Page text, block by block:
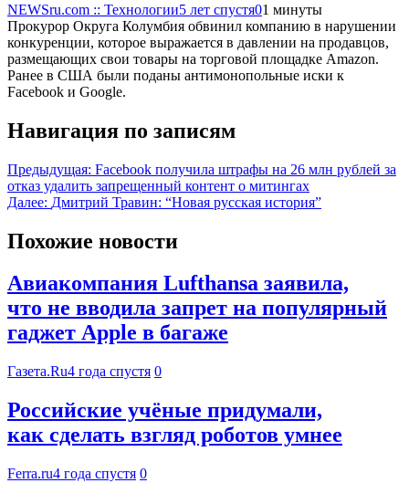
NEWSru.com :: Технологии5 лет спустя01 минуты
Прокурор Округа Колумбия обвинил компанию в нарушении
конкуренции, которое выражается в давлении на продавцов,
размещающих свои товары на торговой площадке Amazon.
Ранее в США были поданы антимонопольные иски к
Facebook и Google.
Навигация по записям
Предыдущая: Facebook получила штрафы на 26 млн рублей за
отказ удалить запрещенный контент о митингах
Далее: Дмитрий Травин: “Новая русская история”
Похожие новости
Авиакомпания Lufthansa заявила,
что не вводила запрет на популярный
гаджет Apple в багаже
Газета.Ru4 года спустя 0
Российские учёные придумали,
как сделать взгляд роботов умнее
Ferra.ru4 года спустя 0